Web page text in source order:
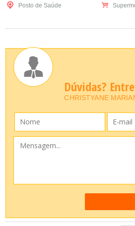
Posto de Saúde
Dúvidas?
CHRISTYANE